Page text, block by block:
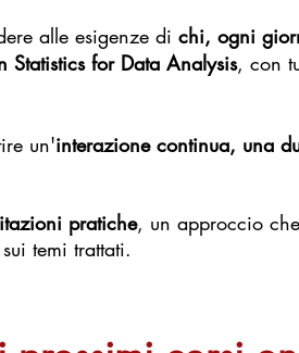
alle esigenze di chi, ogni
Statistics for Data Analysis, con
un'interazione continua, una
pratiche, un approccio
temi trattati.